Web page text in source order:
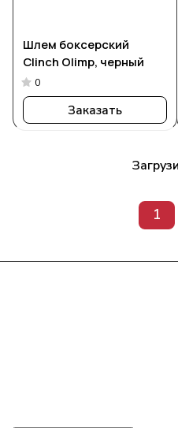
Шлем боксерский
Clinch Olimp, черный
0
Заказать
1